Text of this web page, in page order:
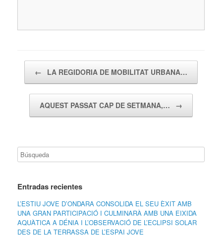
← LA REGIDORIA DE MOBILITAT URBANA…
AQUEST PASSAT CAP DE SETMANA,… →
Entradas recientes
L’ESTIU JOVE D’ONDARA CONSOLIDA EL SEU ÈXIT AMB
UNA GRAN PARTICIPACIÓ I CULMINARÀ AMB UNA EIXIDA
AQUÀTICA A DÉNIA I L’OBSERVACIÓ DE L’ECLIPSI SOLAR
DES DE LA TERRASSA DE L’ESPAI JOVE